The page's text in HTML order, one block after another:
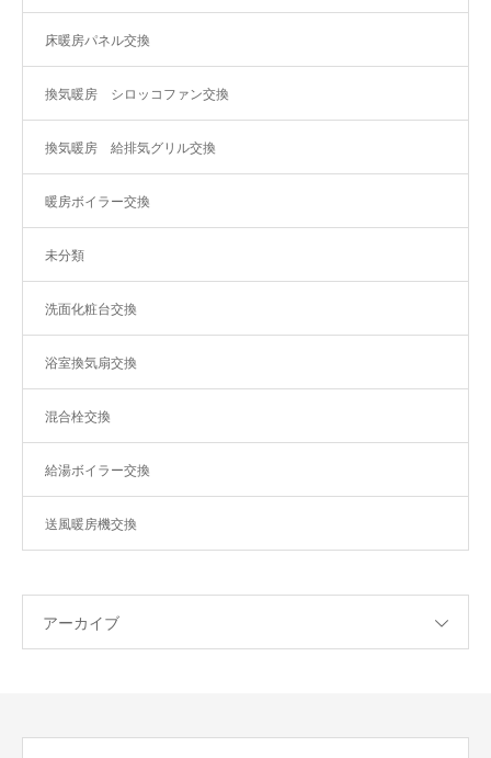
床暖房パネル交換
換気暖房 シロッコファン交換
換気暖房 給排気グリル交換
暖房ボイラー交換
未分類
洗面化粧台交換
浴室換気扇交換
混合栓交換
給湯ボイラー交換
送風暖房機交換
アーカイブ